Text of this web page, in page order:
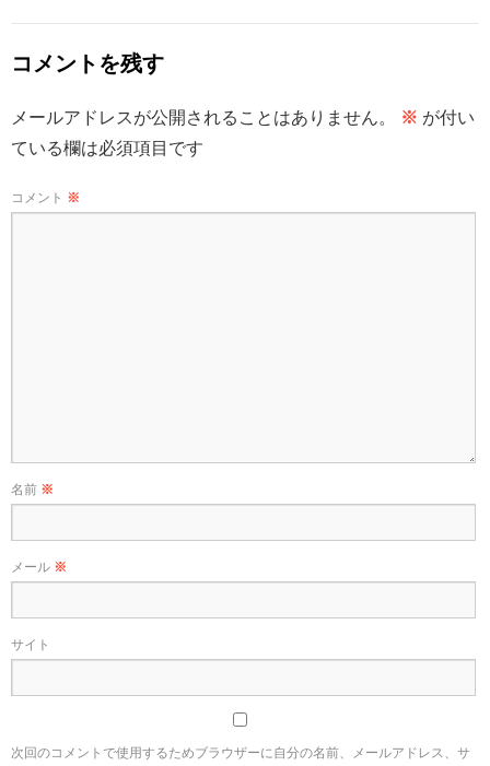
コメントを残す
メールアドレスが公開されることはありません。 ※ が付い
ている欄は必須項目です
コメント ※
名前 ※
メール ※
サイト
次回のコメントで使用するためブラウザーに自分の名前、メールアドレス、サ